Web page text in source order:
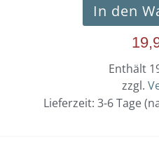
In den
Enthält
zzgl.
Lieferzeit: 3-6 Tage